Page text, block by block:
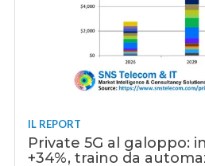
IL REPORT
Private 5G al galoppo:
+34%, traino da